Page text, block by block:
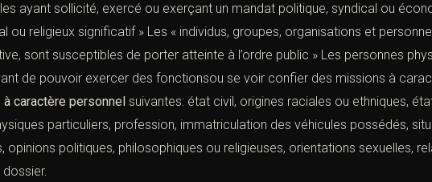
ayant sollicité, exercé ou exerçant un mandat politique, syndical ou
ou religieux significatif » Les « individus, groupes, organisations et
sont susceptibles de porter atteinte à l’ordre public » Les personnes
de pouvoir exercer des fonctionsou se voir confier des missions à
caractère personnel suivantes: état civil, origines raciales ou ethniques,
particuliers, profession, immatriculation des véhicules possédés,
opinions politiques, philosophiques ou religieuses, orientations sexuelles,